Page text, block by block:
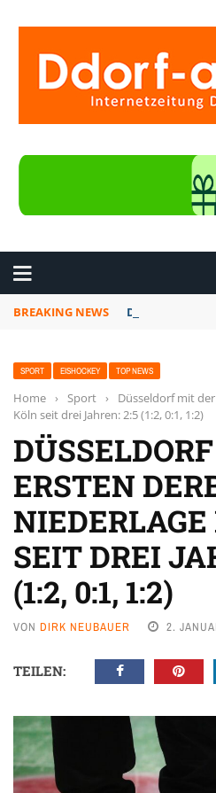
BREAKING NEWS Düsseldorf:
SPORT EISHOCKEY TOP NEWS
Home › Sport ›
Düsseldorf mit
Köln seit drei Jahren: 2:5 (1:2, 0:1, 1:2)
ERSTEN
SEIT DREI
(1:2, 0:1, 1:2)
VON DIRK NEUBAUER 2.
TEILEN: